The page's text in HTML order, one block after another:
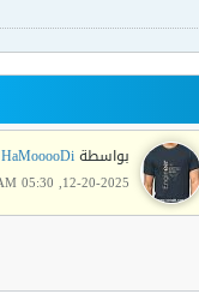
بواسطةHaMooooDi
12-20-2025, 05:30 AM